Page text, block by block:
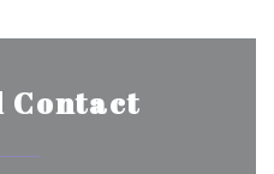
Contact